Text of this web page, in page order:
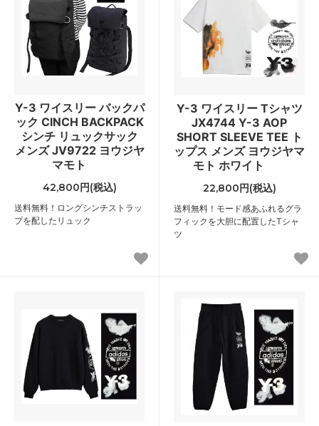
Y-3 ワイスリー バックパ
ック CINCH BACKPACK
シンチ リュックサック
メンズ JV9722 ヨウジヤ
マモト
42,800円(税込)
送料無料！ロングシンチストラッ
プを配したリュック
Y-3 ワイスリー Tシャツ
JX4744 Y-3 AOP
SHORT SLEEVE TEE ト
ップス メンズ ヨウジヤマ
モト ホワイト
22,800円(税込)
送料無料！モード感あふれるグラ
フィックを大胆に配置したTシャ
ツ